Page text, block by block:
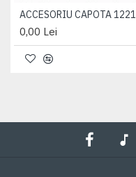
ACCESORIU CAPOTA 1221
0,00 Lei